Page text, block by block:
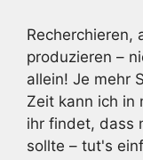
Recherchieren,
produzieren –
allein! Je mehr
Zeit kann ich in
ihr findet, dass
sollte – tut's